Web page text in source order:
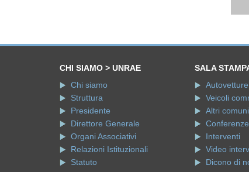
CHI SIAMO > UNRAE
Chi siamo
Struttura
Presidente
Direttore Generale
Organi Associativi
Relazioni Istituzionali
Statuto
SALA
Autovetture
Veicoli
Altri
Interventi
Video
Dicono di